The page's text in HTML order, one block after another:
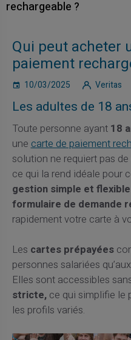
rechargeable ?
Qui peut acheter
paiement
10/03/2025 Veritas
Les adultes de 18
Toute personne ayant 18
unecarte de paiement
solution ne requiert pas de
ce qui la rend idéale pour
gestion simple et flexible
formulaire de demande
rapidement votre carte à
Les cartes prépayées
personnes salariées
Elles sont accessibles
stricte,ce qui simplifie le
les profils variés.